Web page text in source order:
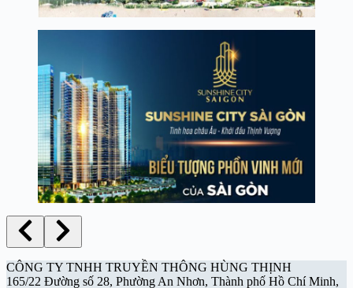
CÔNG TY TNHH TRUYỀN THÔNG HÙNG THỊNH
165/22 Đường số 28, Phường An Nhơn, Thành phố Hồ Chí Minh,